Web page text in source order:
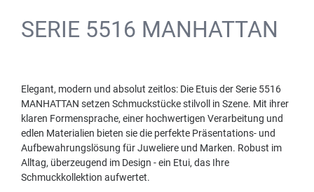
SERIE 5516 MANHATTAN
Elegant, modern und absolut zeitlos: Die Etuis der Serie 5516
MANHATTAN setzen Schmuckstücke stilvoll in Szene. Mit ihrer
klaren Formensprache, einer hochwertigen Verarbeitung und
edlen Materialien bieten sie die perfekte Präsentations- und
Aufbewahrungslösung für Juweliere und Marken. Robust im
Alltag, überzeugend im Design - ein Etui, das Ihre
Schmuckkollektion aufwertet.